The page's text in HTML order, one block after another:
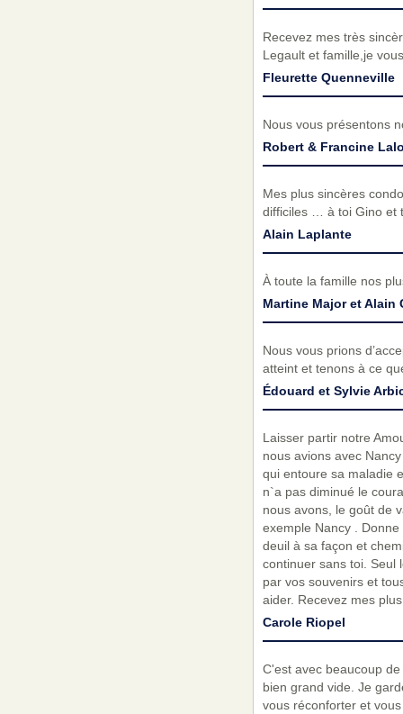
Recevez mes très
Legault et famille,je
Fleurette Quenneville
Nous vous présentons
Robert & Francine
Mes plus sincères
difficiles … à toi Gino et
Alain Laplante
À toute la famille nos
Martine Major et Alain
Nous vous prions
atteint et tenons à ce
Édouard et Sylvie
Laisser partir notre
nous avions avec
qui entoure sa maladie
n`a pas diminué le
nous avons, le goût de
exemple Nancy .
deuil à sa façon et
continuer sans toi. Seul
par vos souvenirs et
aider. Recevez mes
Carole Riopel
C'est avec beaucoup
bien grand vide. Je
vous réconforter et